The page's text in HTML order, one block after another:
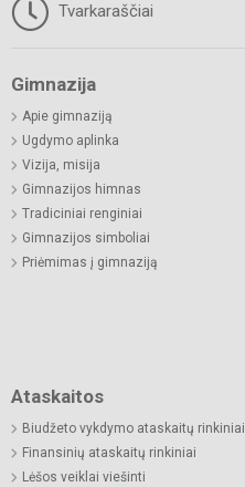
Tvarkaraščiai
Gimnazija
Apie gimnaziją
Ugdymo aplinka
Vizija, misija
Gimnazijos himnas
Tradiciniai renginiai
Gimnazijos simboliai
Priėmimas į gimnaziją
Ataskaitos
Biudžeto vykdymo ataskaitų rinkiniai
Finansinių ataskaitų rinkiniai
Lėšos veiklai viešinti